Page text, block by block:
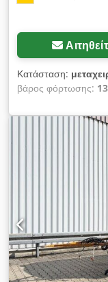
Κατάσταση:
βάρος φόρτωσης:
χώρου φόρτωσης:
385/
1.001 χλμ
,
άξονες SAF,
σούστας, ABS
προστασία,
κυκλοφορίας,
Müller τύπου WM A
μεταφορά λυμάτων,
Cjdpfxevhihbs
αλλαγές, ενδιάμεση